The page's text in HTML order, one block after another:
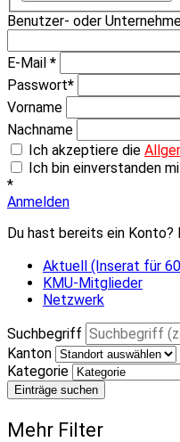
Benutzer- oder
E-Mail *
Passwort*
Vorname
Nachname
Ich akzeptiere die
Ich bin einverstanden
*
Anmelden
Du hast bereits ein
Aktuell (Inserat für
KMU-Mitglieder
Netzwerk
Suchbegriff
Kanton
Kategorie
Einträge suchen
Mehr Filter